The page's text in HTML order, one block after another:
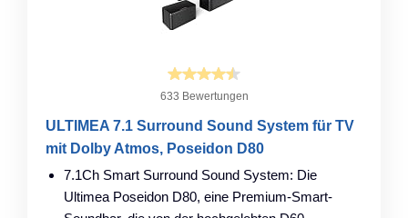
633 Bewertungen
ULTIMEA 7.1 Surround Sound System für TV
mit Dolby Atmos, Poseidon D80
7.1Ch Smart Surround Sound System: Die
Ultimea Poseidon D80, eine Premium-Smart-